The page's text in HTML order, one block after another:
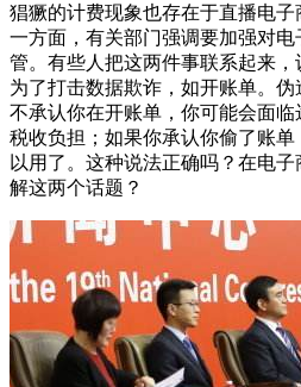
猖獗的计费现象也存在于直播电
一方面，有关部门强调要加强对
管。有些人把这两件事联系起来
为了打击数据欺诈，如开账单。
不承认你在开账单，你可能会面
税收负担；如果你承认你偷了账
以用了。这种说法正确吗？在电
解这两个话题？